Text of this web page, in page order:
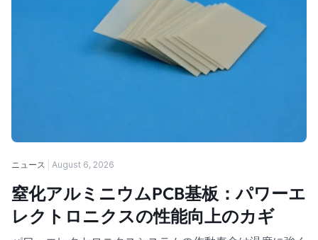
ニュース August 6, 2026
窒化アルミニウムPCB基板：パワーエ
レクトロニクスの性能向上のカギ